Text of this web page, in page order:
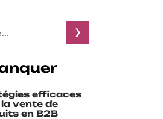
efficaces
vente de
en B2B